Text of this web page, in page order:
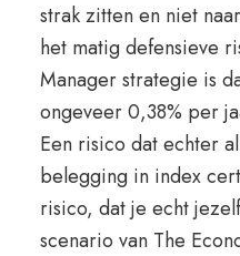
strak zitten en niet
het matig defensieve
Manager strategie is
ongeveer 0,38% per
Een risico dat echter
belegging in index
risico, dat je echt
scenario van The